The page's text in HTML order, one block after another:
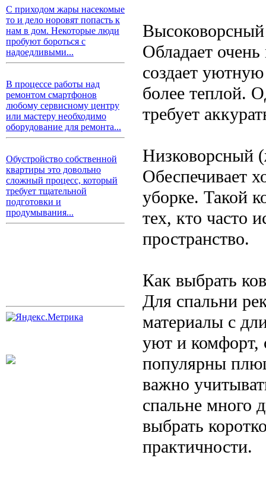
С приходом жары насекомые
то и дело норовят попасть к
нам в дом. Некоторые люди
пробуют бороться с
надоедливыми...
В процессе работы над
ремонтом смартфонов
любому сервисному центру
или мастеру необходимо
оборудование для ремонта...
Обустройство собственной
квартиры это довольно
сложный процесс, который
требует тщательной
подготовки и
продумывания...
Обладает
создает
более теплой.
требует
Низковорсный
Обеспечивает
уборке. Такой
тех, кто часто
пространство.
Как выбрать
Для спальни
материалы с
уют и комфорт,
популярны
важно
спальне много
выбрать
практичности.